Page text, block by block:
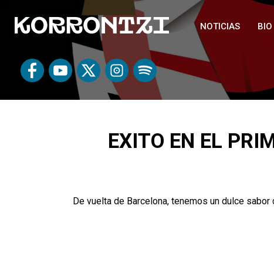
NOTICIAS BIO
EXITO EN EL
De vuelta de Barcelona, tenemos un dulce sabor